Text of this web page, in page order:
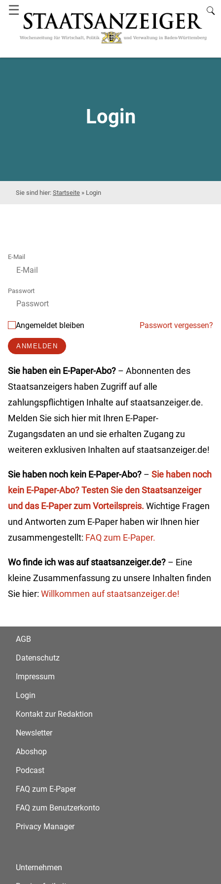
☰
Login
Startseite » Login
E-Mail
Passwort
Angemeldet bleiben Passwort vergessen?
ANMELDEN
Sie haben ein E-Paper-Abo? – Abonnenten des
Staatsanzeigers haben Zugriff auf alle
zahlungspflichtigen Inhalte auf staatsanzeiger.de.
Melden Sie sich hier mit Ihren E-Paper-
Zugangsdaten an und sie erhalten Zugang zu
weiteren exklusiven Inhalten auf staatsanzeiger.de!
Sie haben noch kein E-Paper-Abo? – Sie haben noch
kein E-Paper-Abo? Testen Sie den Staatsanzeiger
und das E-Paper zum Vorteilspreis. Wichtige Fragen
und Antworten zum E-Paper haben wir Ihnen hier
zusammengestellt: FAQ zum E-Paper.
Wo finde ich was auf staatsanzeiger.de? – Eine
kleine Zusammenfassung zu unsere Inhalten finden
Sie hier: Willkommen auf staatsanzeiger.de!
AGB
Datenschutz
Impressum
Login
Kontakt zur Redaktion
Newsletter
Aboshop
Podcast
FAQ zum E-Paper
FAQ zum Benutzerkonto
Privacy Manager
Unternehmen